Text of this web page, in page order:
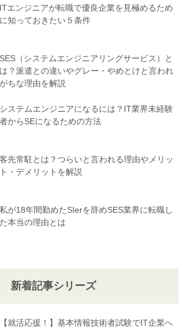
ITエンジニアが転職で優良企業を見極めるため
に知っておきたい５条件
SES（システムエンジニアリングサービス）と
は？派遣との違いやグレー・やめとけと言われ
がちな理由を解説
システムエンジニアになるには？IT業界未経験
者からSEになるための方法
客先常駐とは？つらいと言われる理由やメリッ
ト・デメリットを解説
私が18年間勤めたSIerを辞めSES業界に転職し
た本当の理由とは
新着記事シリーズ
【就活応援！】基本情報技術者試験でIT企業へ